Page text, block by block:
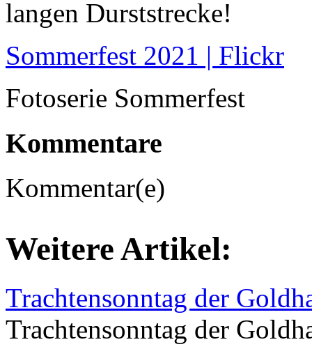
langen Durststrecke!
Sommerfest 2021 | Flickr
Fotoserie Sommerfest
Kommentare
Kommentar(e)
Weitere Artikel:
Trachtensonntag der
Trachtensonntag der